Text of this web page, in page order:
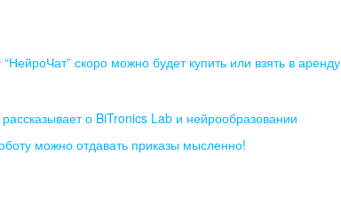
скоро можно будет купить или взять в аренду
о BiTronics Lab и нейрообразовании
можно отдавать приказы мысленно!